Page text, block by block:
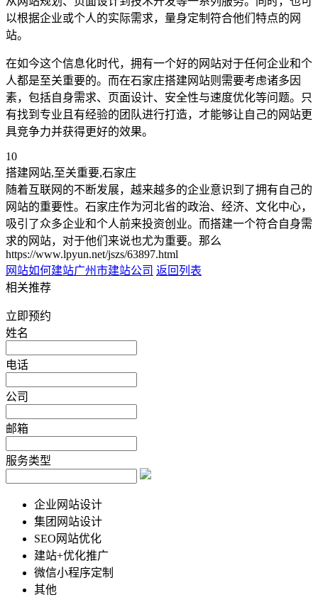
以根据企业或个人的实际需求，量身定制符合他们特点的网
站。
在如今这个信息化时代，拥有一个好的网站对于任何企业和个
人都是至关重要的。而在石家庄搭建网站则需要考虑诸多因
素，包括自身需求、页面设计、安全性与速度优化等问题。只
有找到专业且有经验的团队进行打造，才能够让自己的网站更
具竞争力并获得更好的效果。
10
搭建网站,至关重要,石家庄
随着互联网的不断发展，越来越多的企业意识到了拥有自己的
网站的重要性。石家庄作为河北省的政治、经济、文化中心，
吸引了众多企业和个人前来投资创业。而搭建一个符合自身需
求的网站，对于他们来说也尤为重要。那么
https://www.lpyun.net/jszs/63897.html
网站如何建站广州市建站公司 返回列表
相关推荐
立即预约
姓名
电话
公司
邮箱
服务类型
企业网站设计
集团网站设计
SEO网站优化
建站+优化推广
微信小程序定制
其他